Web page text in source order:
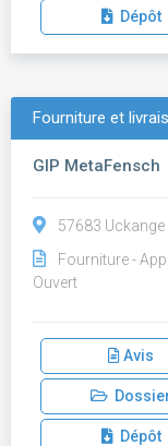
Dépôt
Fourniture et
GIP MetaFensch
57683 Uckange
Fourniture -
Ouvert
Avis
Dépôt